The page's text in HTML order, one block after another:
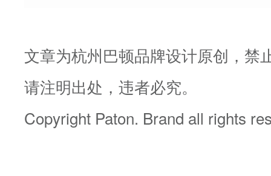
文章为杭州巴顿品牌设计原创，禁
请注明出处，违者必究。
Copyright Paton. Brand all rights